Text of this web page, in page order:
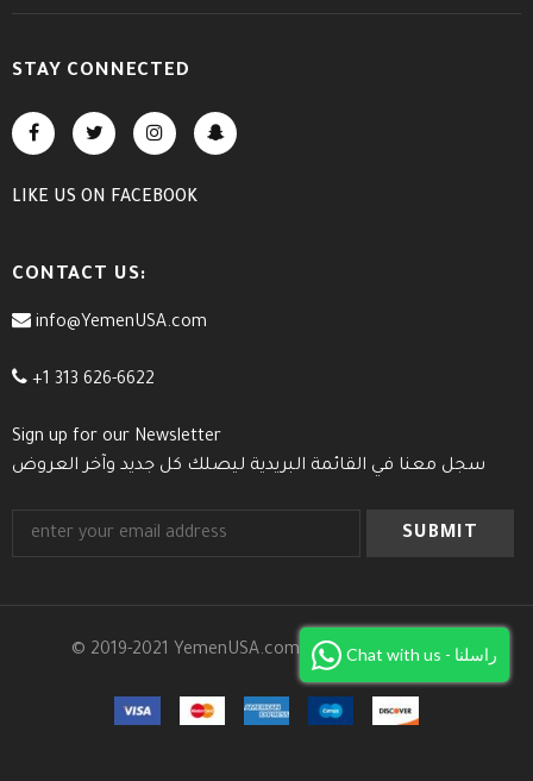
STAY CONNECTED
LIKE US ON FACEBOOK
CONTACT US:
info@YemenUSA.com
+1 313 626-6622
Sign up for our Newsletter
سجل معنا في القائمة البريدية ليصلك كل جديد وآخر العروض
© 2019-2021 YemenUSA.com. All Rights Reserved.Chat with us - راسلنا